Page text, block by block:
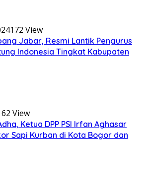
172 View
Jabar, Resmi Lantik Pengurus
Indonesia Tingkat Kabupaten
View
Ketua DPP PSI Irfan Aghasar
Sapi Kurban di Kota Bogor dan